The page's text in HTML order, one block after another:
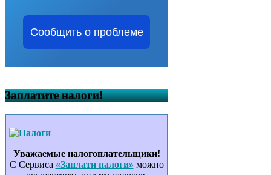
Сообщить о проблеме
Заплатите налоги!
Уважаемые налогоплательщики!
С Сервиса «Заплати налоги» можно